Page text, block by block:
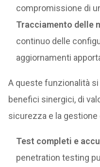
compromissione di
Tracciamento delle
continuo delle
aggiornamenti
A queste funzionalità
benefici sinergici, di
sicurezza e la gestione
Test completi e
penetration testing